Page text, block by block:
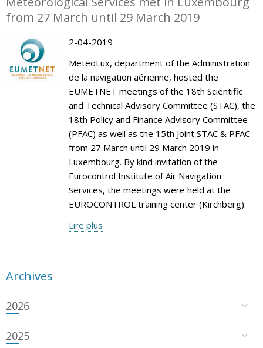
from 27 March until 29 March 2019
2-04-2019
MeteoLux, department of the Administration
de la navigation aérienne, hosted the
EUMETNET meetings of the 18th Scientific
and Technical Advisory Committee (STAC), the
18th Policy and Finance Advisory Committee
(PFAC) as well as the 15th Joint STAC & PFAC
from 27 March until 29 March 2019 in
Luxembourg. By kind invitation of the
Eurocontrol Institute of Air Navigation
Services, the meetings were held at the
EUROCONTROL training center (Kirchberg).
Lire plus
Archives
2026
2025